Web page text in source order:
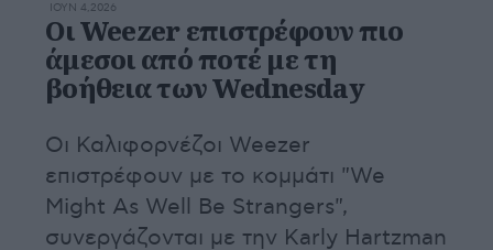
ΙΟΥΝ 4,2026
Οι Weezer επιστρέφουν πιο
άμεσοι από ποτέ με τη
βοήθεια των Wednesday
Οι Καλιφορνέζοι Weezer
επιστρέφουν με το κομμάτι "We
Might As Well Be Strangers",
συνεργάζονται με την Karly Hartzman